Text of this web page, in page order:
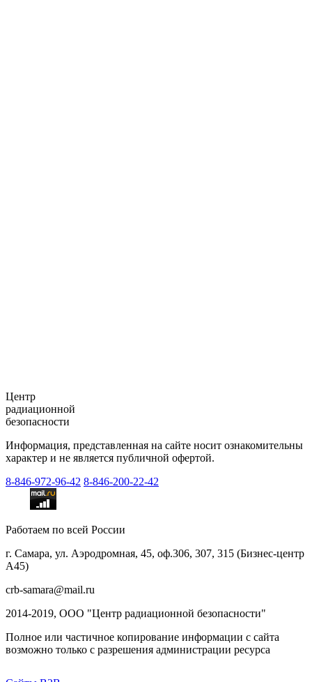
Центр
радиационной
безопасности
Информация, представленная на сайте носит ознакомительны
характер и не является публичной офертой.
8-846-972-96-42 8-846-200-22-42
Работаем по всей России
г. Самара, ул. Аэродромная, 45, оф.306, 307, 315 (Бизнес-центр
А45)
crb-samara@mail.ru
2014-2019, ООО "Центр радиационной безопасности"
Полное или частичное копирование информации с сайта
возможно только с разрешения администрации ресурса